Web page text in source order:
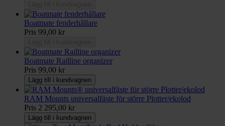
Boatmate fenderhållare
Pris 99,00 kr
Boatmate Railline organizer
Pris 99,00 kr
Lägg till i kundvagnen
RAM Mounts universalfäste för större Plotter/ekolod
Pris 2 295,00 kr
Lägg till i kundvagnen